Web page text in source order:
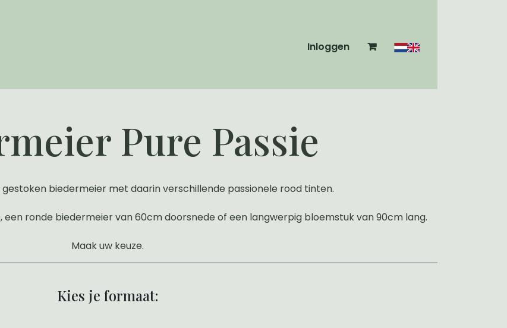
Inloggen
Pure Passie
biedermeier met daarin verschillende passionele rood tinten.
ronde biedermeier van 60cm doorsnede of een langwerpig bloemstuk van 90cm lang.
Maak uw keuze.
Kies je formaat: